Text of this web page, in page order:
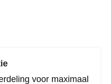
voor maximaal